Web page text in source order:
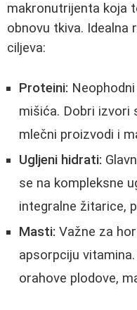
makronutrijenta koja
obnovu tkiva. Idealna
ciljeva:
Proteini:
mišića. Dobri izvori
mlečni proizvodi i
Ugljeni hidrati:
se na kompleksne
integralne žitarice,
Masti: Važne za
apsorpciju
orahove plodove,